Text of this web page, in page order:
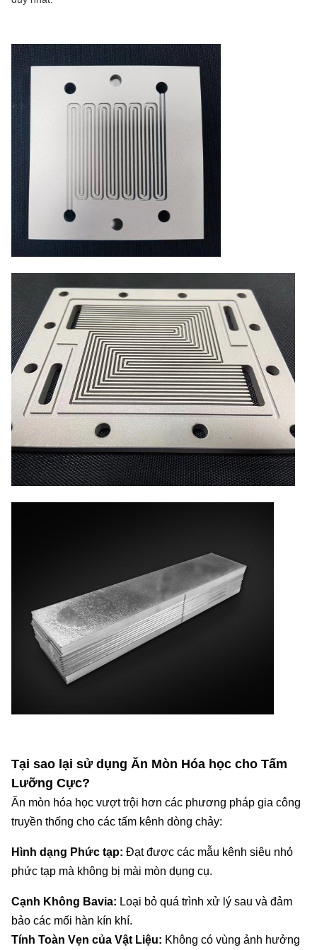
Tại sao lại sử dụng Ăn Mòn Hóa học cho Tấm
Lưỡng Cực?
Ăn mòn hóa học vượt trội hơn các phương pháp gia công
truyền thống cho các tấm kênh dòng chảy:
Hình dạng Phức tạp: Đạt được các mẫu kênh siêu nhỏ
phức tạp mà không bị mài mòn dụng cụ.
Cạnh Không Bavia: Loại bỏ quá trình xử lý sau và đảm
bảo các mối hàn kín khí.
Tính Toàn Vẹn của Vật Liệu: Không có vùng ảnh hưởng